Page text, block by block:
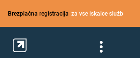
Brezplačna registracija za vse iskalce služb